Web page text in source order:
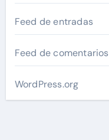
Feed de entradas
Feed de comentarios
WordPress.org